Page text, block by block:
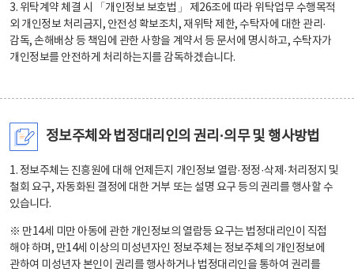
3. 위탁계약 체결 시 「개인정보 보호법」 제26조에 따라 위탁업무 수행목적
외 개인정보 처리금지, 안전성 확보조치, 재위탁 제한, 수탁자에 대한 관리·
감독, 손해배상 등 책임에 관한 사항을 계약서 등 문서에 명시하고, 수탁자가
개인정보를 안전하게 처리하는지를 감독하겠습니다.
정보주체와 법정대리인의 권리·의무 및 행사방법
1. 정보주체는 진흥원에 대해 언제든지 개인정보 열람·정정·삭제·처리정지 및
철회 요구, 자동화된 결정에 대한 거부 또는 설명 요구 등의 권리를 행사할 수
있습니다.
※ 만14세 미만 아동에 관한 개인정보의 열람등 요구는 법정대리인이 직접
해야 하며, 만14세 이상의 미성년자인 정보주체는 정보주체의 개인정보에
관하여 미성년자 본인이 권리를 행사하거나 법정대리인을 통하여 권리를